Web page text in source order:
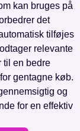
kan bruges på
det
tilføjes
relevante
til en bedre
gentagne køb.
og
for en effektiv